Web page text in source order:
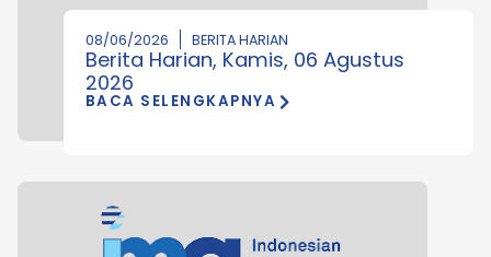
08/06/2026 BERITA HARIAN
Berita Harian, Kamis, 06 Agustus
2026
BACA SELENGKAPNYA